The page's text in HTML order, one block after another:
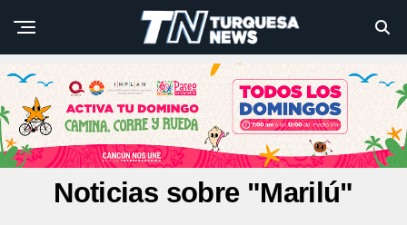
Noticias sobre "Marilú"